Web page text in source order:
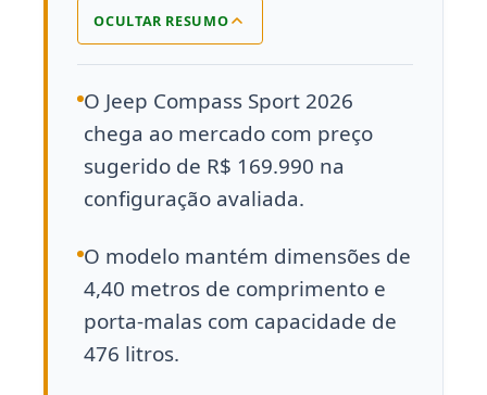
OCULTAR RESUMO
O Jeep Compass Sport 2026
chega ao mercado com preço
sugerido de R$ 169.990 na
configuração avaliada.
O modelo mantém dimensões de
4,40 metros de comprimento e
porta-malas com capacidade de
476 litros.